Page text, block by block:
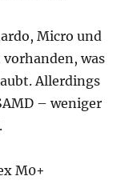
Micro und
vorhanden, was
Allerdings
– weniger
M0+